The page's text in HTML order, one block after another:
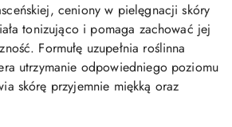
ceniony w pielęgnacji skóry
tonizująco i pomaga zachować jej
Formułę uzupełnia roślinna
utrzymanie odpowiedniego poziomu
skórę przyjemnie miękką oraz